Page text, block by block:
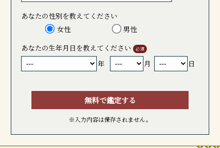
あなたの性別を教えてください
女性
男性
あなたの生年月日を教えてください
必須
年 月 日
無料で鑑定する
※入力内容は保存されません。